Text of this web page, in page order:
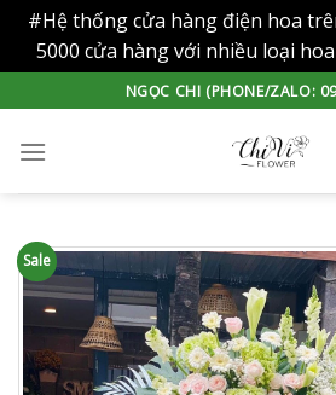
#Hệ thống cửa hàng điện hoa
5000 cửa hàng với nhiều loại
to
content
NGỌC CHI (PHONE/ZALO:
Sale